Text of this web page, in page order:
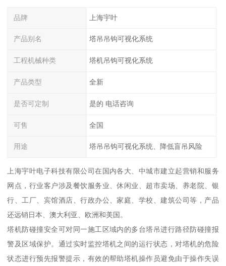
品牌 上海宇叶
产品别名 塔吊吊钩可视化系统
工程机械种类 塔机吊钩可视化系统
产品类型 全新
是否可定制 是的 电话咨询
可售 全国
用途 塔吊吊钩可视化系统、降低盲吊风险
上海宇叶电子科技有限公司在国内各大、中城市建立起营销和服务
网点，行业客户涉及餐饮服务业、休闲业、超市卖场、养老院、银
行、工厂、宾馆酒店、行政办公、家庭、学校、建筑公司等，产品
还远销日本、澳大利亚、欧洲和美国。
塔机防碰撞安全可对同一施工区域内的多台塔吊进行路径防碰撞报
警及区域保护。通过实时监控塔机之间的运行状态，对塔机的危险
状态进行预先报警提示，有效的帮助塔机操作员避免由于操作失误